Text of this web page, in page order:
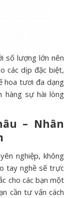
số lượng lớn nên
các dịp đặc biệt,
hoa tươi đa dạng
hàng sự hài lòng
– Nhân
nghiệp, không
tay nghề sẽ trực
cho các bạn một
cần tư vấn cách